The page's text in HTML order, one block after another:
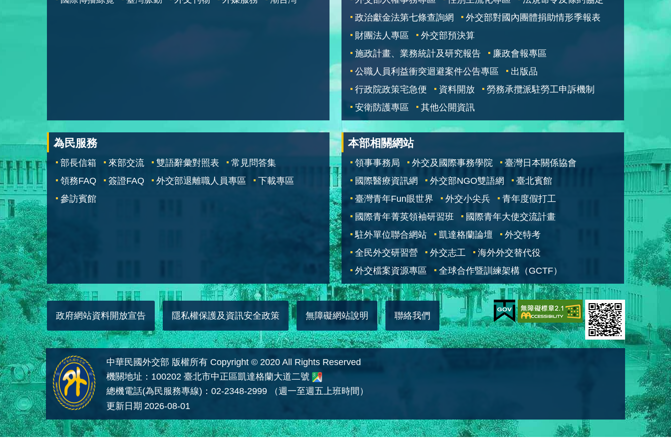
政治獻金法第七條查詢網
外交部對國內團體捐助情形季報表
財團法人專區
外交部預決算
施政計畫、業務統計及研究報告
廉政會報專區
公職人員利益衝突迴避案件公告專區
出版品
行政院政策宅急便
資料開放
勞務承攬派駐勞工申訴機制
安衛防護專區
其他公開資訊
為民服務
部長信箱 來部交流 雙語辭彙對照表
常見問答集
領務FAQ
簽證FAQ 外交部退離職人員專區
下載專區
參訪賓館
本部相關網站
領事事務局 外交及國際事務學院
臺灣日本關係協會
國際醫療資訊網
外交部NGO雙語網
臺北賓館
臺灣青年Fun眼世界
外交小尖兵
青年度假打工
國際青年菁英領袖研習班
國際青年大使交流計畫
駐外單位聯合網站
凱達格蘭論壇
外交特考
全民外交研習營
外交志工
海外外交替代役
外交檔案資源專區
全球合作暨訓練架構（GCTF）
政府網站資料開放宣告 隱私權保護及資訊安全政策 無障礙網站說明 聯絡我們
中華民國外交部 版權所有 Copyright © 2020 All Rights Reserved
機關地址：100202 臺北市中正區凱達格蘭大道二號
總機電話(為民服務專線)：02-2348-2999 （週一至週五上班時間）
更新日期 2026-08-01